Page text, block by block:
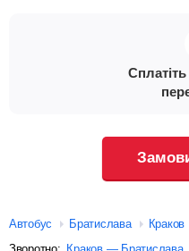
Сплатіть
Автобус Братислава Краков